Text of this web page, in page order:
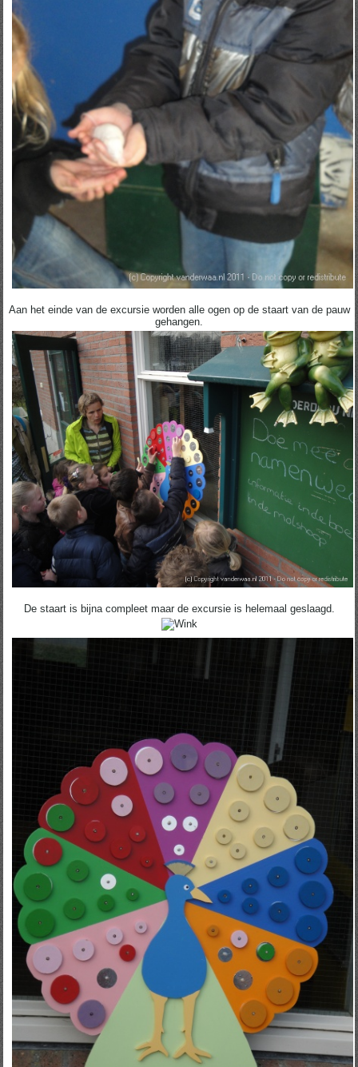
Aan het einde van de excursie worden alle ogen op de staart van de pauw
gehangen.
De staart is bijna compleet maar de excursie is helemaal geslaagd.